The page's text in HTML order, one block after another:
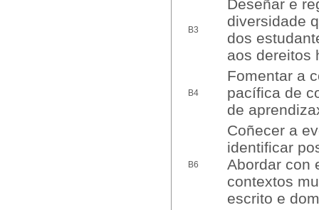
B3
Deseñar e
diversidade
dos
aos dereitos
B4
Fomentar a
pacífica de
de
B6
Coñecer a
identificar
Abordar con
contextos
escrito e